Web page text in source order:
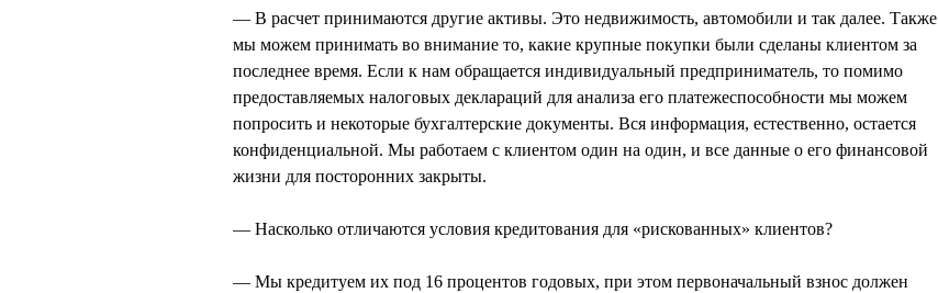
— В расчет принимаются другие активы. Это недвижимость, автомобили и так далее. Также
мы можем принимать во внимание то, какие крупные покупки были сделаны клиентом за
последнее время. Если к нам обращается индивидуальный предприниматель, то помимо
предоставляемых налоговых деклараций для анализа его платежеспособности мы можем
попросить и некоторые бухгалтерские документы. Вся информация, естественно, остается
конфиденциальной. Мы работаем с клиентом один на один, и все данные о его финансовой
жизни для посторонних закрыты.
— Насколько отличаются условия кредитования для «рискованных» клиентов?
— Мы кредитуем их под 16 процентов годовых, при этом первоначальный взнос должен